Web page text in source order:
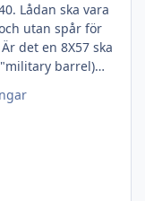
Lådan ska vara
utan spår för
det en 8X57 ska
barrel)
rost och jack.